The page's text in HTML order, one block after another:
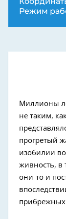
Режим
Миллионы
не таким,
прогретый
изобилии
живность, в
они-то и
прибрежных